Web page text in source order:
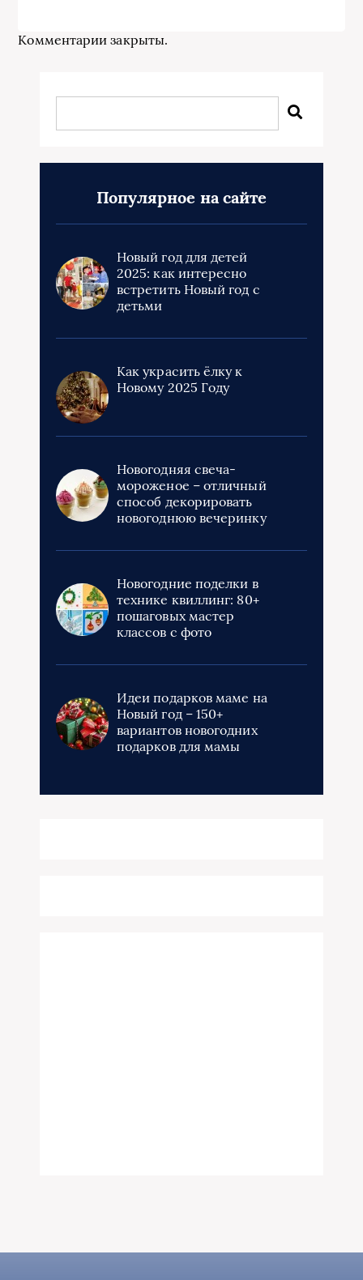
Комментарии закрыты.
Популярное на сайте
Новый год для детей
2025: как интересно
встретить Новый год с
детьми
Как украсить ёлку к
Новому 2025 Году
Новогодняя свеча-
мороженое – отличный
способ декорировать
новогоднюю вечеринку
Новогодние поделки в
технике квиллинг: 80+
пошаговых мастер
классов с фото
Идеи подарков маме на
Новый год – 150+
вариантов новогодних
подарков для мамы